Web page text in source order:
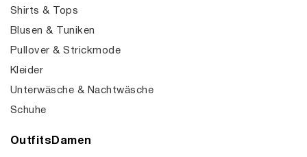
Shirts & Tops
Blusen & Tuniken
Pullover & Strickmode
Kleider
Unterwäsche & Nachtwäsche
Schuhe
OutfitsDamen